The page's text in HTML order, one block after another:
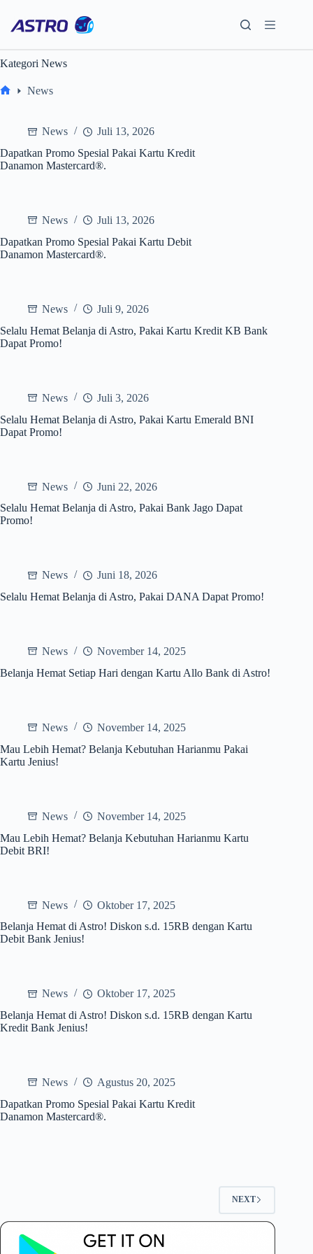
content
Kategori News
News
News
Juli 13, 2026
Dapatkan Promo Spesial Pakai Kartu Kredit
Danamon Mastercard®.
News
Juli 13, 2026
Dapatkan Promo Spesial Pakai Kartu Debit
Danamon Mastercard®.
News
Juli 9, 2026
Selalu Hemat Belanja di Astro, Pakai Kartu Kredit KB Bank
Dapat Promo!
News
Juli 3, 2026
Selalu Hemat Belanja di Astro, Pakai Kartu Emerald BNI
Dapat Promo!
News
Juni 22, 2026
Selalu Hemat Belanja di Astro, Pakai Bank Jago Dapat
Promo!
News
Juni 18, 2026
Selalu Hemat Belanja di Astro, Pakai DANA Dapat Promo!
News
November 14, 2025
Belanja Hemat Setiap Hari dengan Kartu Allo Bank di Astro!
News
November 14, 2025
Mau Lebih Hemat? Belanja Kebutuhan Harianmu Pakai
Kartu Jenius!
News
November 14, 2025
Mau Lebih Hemat? Belanja Kebutuhan Harianmu Kartu
Debit BRI!
News
Oktober 17, 2025
Belanja Hemat di Astro! Diskon s.d. 15RB dengan Kartu
Debit Bank Jenius!
News
Oktober 17, 2025
Belanja Hemat di Astro! Diskon s.d. 15RB dengan Kartu
Kredit Bank Jenius!
News
Agustus 20, 2025
Dapatkan Promo Spesial Pakai Kartu Kredit
Danamon Mastercard®.
NEXT